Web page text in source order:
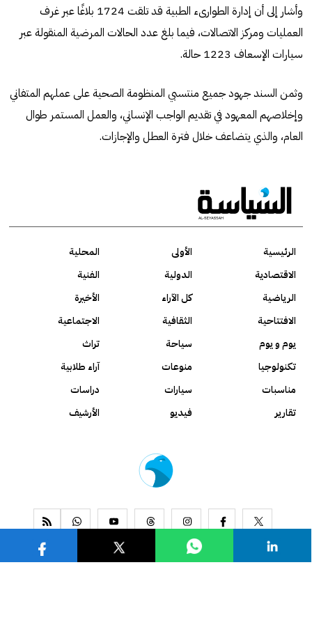
وأشار إلى أن إدارة الطوارىء الطبية قد تلقت 1724 بلاغًا عبر غرف
العمليات ومركز الاتصالات، فيما بلغ عدد الحالات المرضية المنقولة عبر
سيارات الإسعاف 1223 حالة.
وثمن السند جهود جميع منتسبي المنظومة الصحية على عملهم المتفاني
وإخلاصهم المعهود في تقديم الواجب الإنساني، والعمل المستمر طوال
العام، والذي يتضاعف خلال فترة العطل والإجازات.
الرئيسية الأولى
المحلية
الاقتصادية
الدولية
الفنية
الرياضية
كل الآراء
الأخيرة
الافتتاحية
الثقافية
الاجتماعية
يوم و يوم
سياحة
تراث
تكنولوجيا
منوعات
آراء طلابية
مناسبات
سيارات
دراسات
تقارير
فيديو الأرشيف